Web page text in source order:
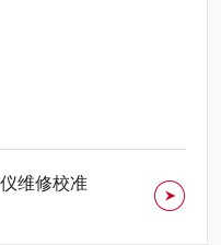
维修校准